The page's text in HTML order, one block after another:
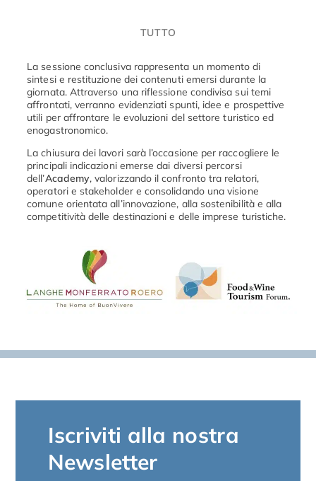
TUTTO
La sessione conclusiva rappresenta un momento di
sintesi e restituzione dei contenuti emersi durante la
giornata. Attraverso una riflessione condivisa sui temi
affrontati, verranno evidenziati spunti, idee e prospettive
utili per affrontare le evoluzioni del settore turistico ed
enogastronomico.
La chiusura dei lavori sarà l’occasione per raccogliere le
principali indicazioni emerse dai diversi percorsi
dell’Academy, valorizzando il confronto tra relatori,
operatori e stakeholder e consolidando una visione
comune orientata all’innovazione, alla sostenibilità e alla
competitività delle destinazioni e delle imprese turistiche.
Iscriviti alla nostra
Newsletter